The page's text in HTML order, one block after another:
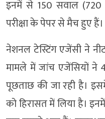
इनमें से 150 सवाल
परीक्षा के पेपर से मैच हुए हैं।
नेशनल टेस्टिंग एजेंसी ने
मामले में जांच एजेंसियों
पूछताछ की जा रही है।
को हिरासत में लिया है।